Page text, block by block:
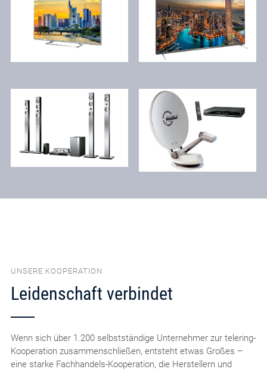
UNSERE KOOPERATION
Leidenschaft verbindet
Wenn sich über 1.200 selbstständige Unternehmer zur telering-
Kooperation zusammenschließen, entsteht etwas Großes –
eine starke Fachhandels-Kooperation, die Herstellern und